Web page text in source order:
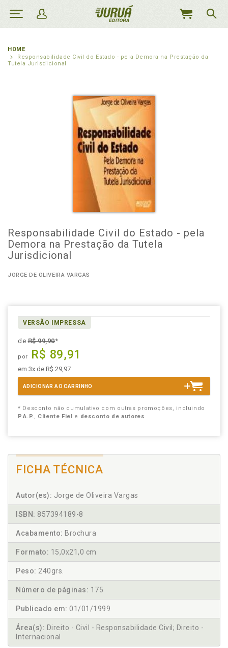
MEU
HOME
Responsabilidade Civil do Estado - pela Demora na Prestação da
Tutela Jurisdicional
Responsabilidade Civil do Estado - pela
Demora na Prestação da Tutela
Jurisdicional
JORGE DE OLIVEIRA VARGAS
VERSÃO IMPRESSA
deR$ 99,90*
por R$ 89,91
em 3x de R$ 29,97
ADICIONAR AO CARRINHO
* Desconto não cumulativo com outras promoções, incluindo
P.A.P., Cliente Fiel e desconto de autores
FICHA TÉCNICA
Autor(es): Jorge de Oliveira Vargas
ISBN: 857394189-8
Acabamento: Brochura
Formato: 15,0x21,0 cm
Peso: 240grs.
Número de páginas: 175
Publicado em: 01/01/1999
Área(s): Direito - Civil - Responsabilidade Civil; Direito -
Internacional